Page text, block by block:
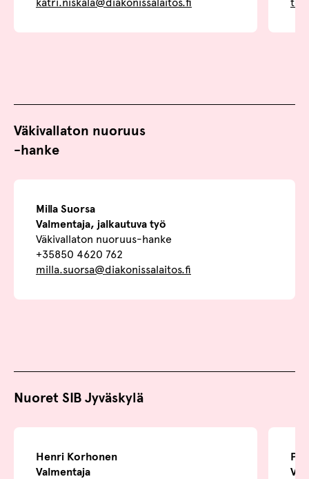
Väkivallaton nuoruus
-hanke
Milla Suorsa
Valmentaja, jalkautuva työ
Väkivallaton nuoruus-hanke
+35850 4620 762
milla.suorsa@diakonissalaitos.fi
Nuoret SIB Jyväskylä
Henri Korhonen
Valmentaja